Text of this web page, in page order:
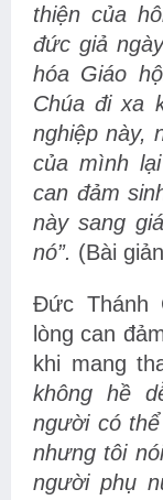
thiện của
đức giả
hóa Giáo
Chúa đi xa
nghiệp này,
của mình
can đảm
này sang
nó”. (Bài
Đức Thánh
lòng can
khi mang
không hề
người có
nhưng tôi
người phụ